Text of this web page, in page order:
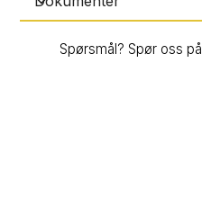
Spørsmål? Spør oss på